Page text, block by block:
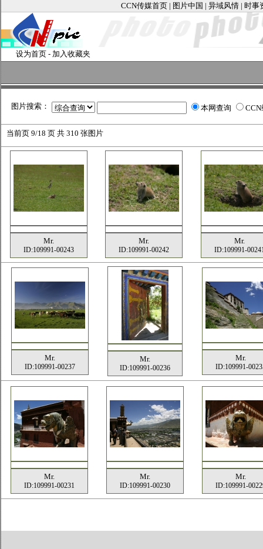
CCN传媒首页 | 图片中国 | 异域风情 | 时事
设为首页 - 加入收藏夹
图片搜索： 本网查询
当前页 9/18 页 共 310 张图片
Mr.
ID:109991-00243
Mr.
ID:109991-00242
Mr.
ID:109991-
Mr.
ID:109991-00237
Mr.
ID:109991-00236
Mr.
ID:109991-
Mr.
ID:109991-00231
Mr.
ID:109991-00230
Mr.
ID:109991-